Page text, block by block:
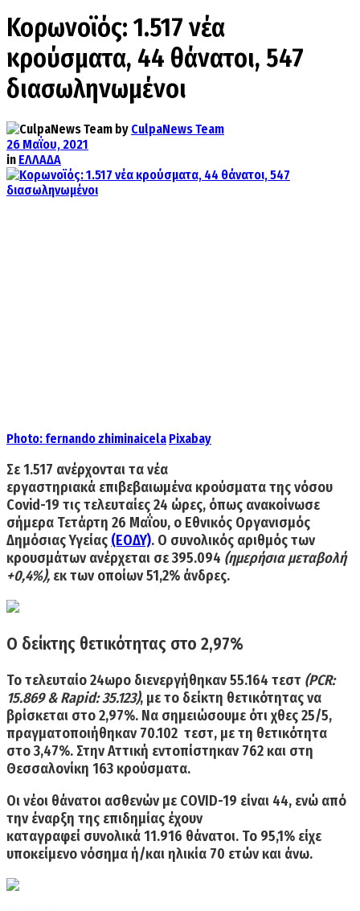
Κορωνοϊός: 1.517 νέα
κρούσματα, 44 θάνατοι, 547
διασωληνωμένοι
by CulpaNews Team
26 Μαΐου, 2021
in ΕΛΛΑΔΑ
Photo: fernando zhiminaicela Pixabay
Σε1.517 ανέρχονται τα νέα
εργαστηριακά επιβεβαιωμένακρούσματα της νόσου
Covid-19 τις τελευταίες 24 ώρες, όπως ανακοίνωσε
σήμερα Τετάρτη 26 Μαΐου, ο Εθνικός Οργανισμός
Δημόσιας Υγείας (ΕΟΔΥ). Ο συνολικός αριθμός των
κρουσμάτων ανέρχεται σε395.094 (ημερήσια μεταβολή
+0,4%), εκ των οποίων 51,2% άνδρες.
Ο δείκτης θετικότητας στο 2,97%
Το τελευταίο 24ωρο διενεργήθηκαν55.164 τεστ (PCR:
15.869 & Rapid: 35.123), με το δείκτη θετικότητας να
βρίσκεται στο2,97%. Να σημειώσουμε ότι χθες 25/5,
πραγματοποιήθηκαν 70.102 τεστ, με τη θετικότητα
στο 3,47%. Στην Αττική εντοπίστηκαν 762 και στη
Θεσσαλονίκη 163 κρούσματα.
Οινέοι θάνατοι ασθενών με COVID-19 είναι 44, ενώ από
την έναρξη της επιδημίας έχουν
καταγραφεί συνολικά 11.916 θάνατοι. Το 95,1% είχε
υποκείμενο νόσημα ή/και ηλικία 70 ετών και άνω.